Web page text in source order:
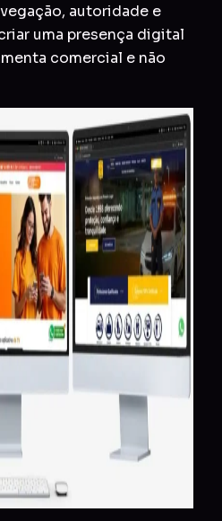
autoridade e
uma presença digital
comercial e não